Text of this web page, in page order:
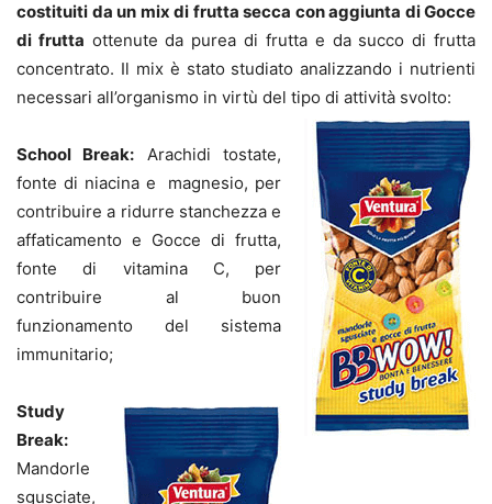
costituiti da un mix di frutta secca con aggiunta di Gocce
di frutta ottenute da purea di frutta e da succo di frutta
concentrato. Il mix è stato studiato analizzando i nutrienti
necessari all’organismo in virtù del tipo di attività svolto:
School Break: Arachidi tostate,
fonte di niacina e magnesio, per
contribuire a ridurre stanchezza e
affaticamento e Gocce di frutta,
fonte di vitamina C, per
contribuire al buon
funzionamento del sistema
immunitario;
Study
Break:
Mandorle
sgusciate,